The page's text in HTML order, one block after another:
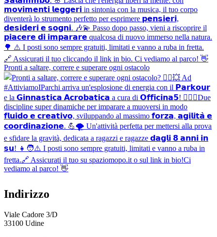
Pronti a saltare, correre e superare ogni ostacolo
Indirizzo
Viale Cadore 3/D
33100 Udine